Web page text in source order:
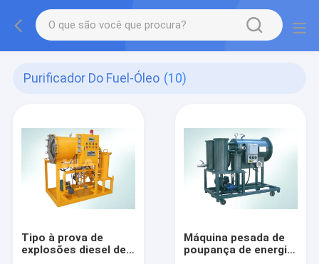
Purificador Do Fuel-Óleo (10)
Tipo à prova de
explosões diesel de
Máquina pesada de
poupança de energia